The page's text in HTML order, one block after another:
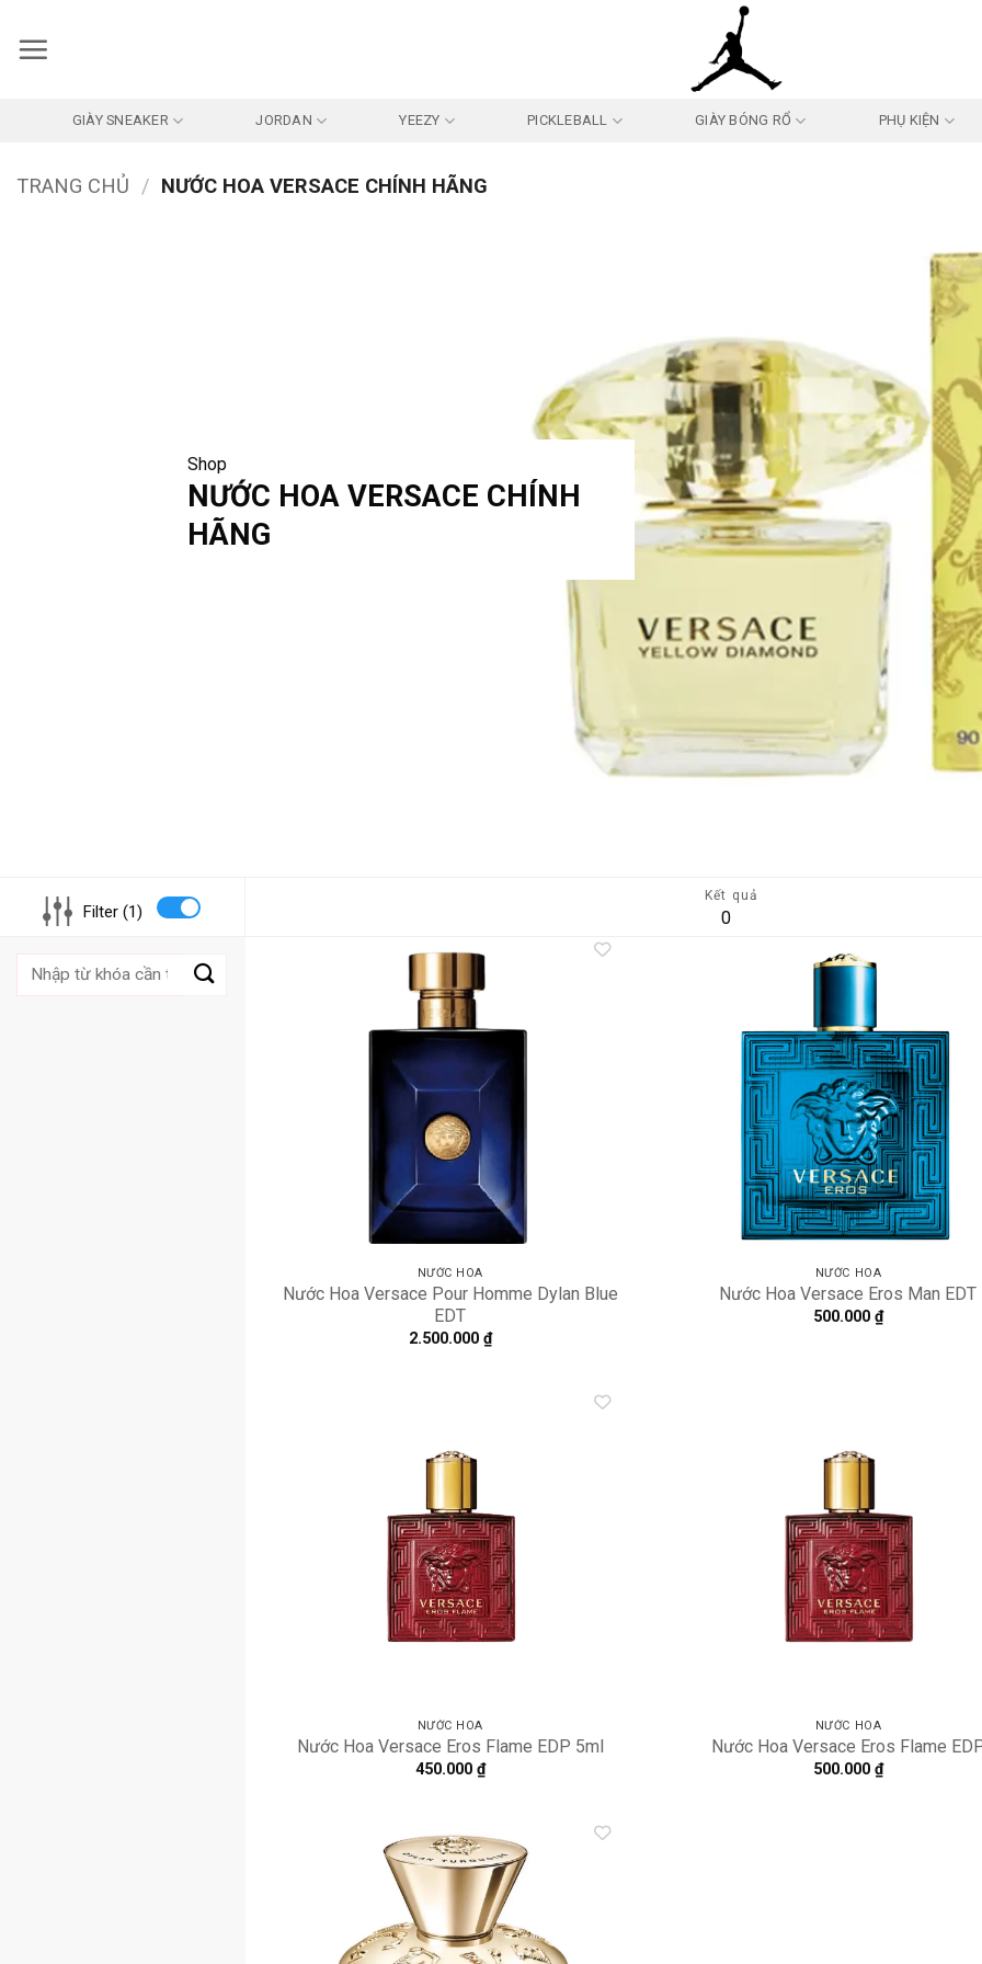
qua
GIÀY SNEAKER JORDAN YEEZY PICKLEBALL GIÀY BÓNG RỔ PHỤ KIỆN
TRANG CHỦ / NƯỚC HOA VERSACE CHÍNH HÃNG
Shop
NƯỚC HOA VERSACE CHÍNH
HÃNG
Filter (1)
Kết quả
0
Tìm
NƯỚC HOA
Nước Hoa Versace Pour Homme Dylan Blue
EDT
2.500.000 ₫
NƯỚC HOA
Nước Hoa Versace Eros Man EDT
500.000 ₫
NƯỚC HOA
Nước Hoa Versace Eros Flame EDP 5ml
450.000 ₫
NƯỚC HOA
Nước Hoa Versace Eros Flame
500.000 ₫